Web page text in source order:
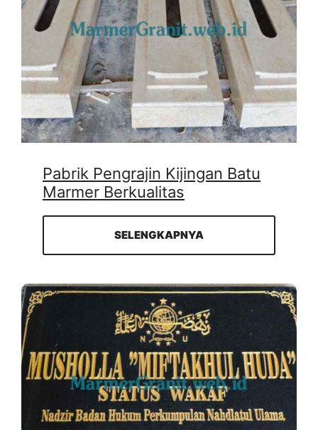
Pabrik Pengrajin Kijingan Batu
Marmer Berkualitas
SELENGKAPNYA